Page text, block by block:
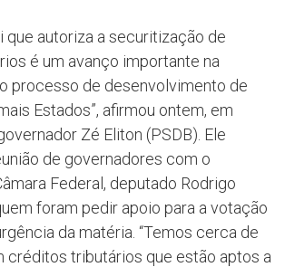
que autoriza a securitização de
é um avanço importante na
processo de desenvolvimento de
Estados”, afirmou ontem, em
Zé Eliton (PSDB). Ele
de governadores com o
Federal, deputado Rodrigo
foram pedir apoio para a votação
da matéria. “Temos cerca de
créditos tributários que estão aptos a